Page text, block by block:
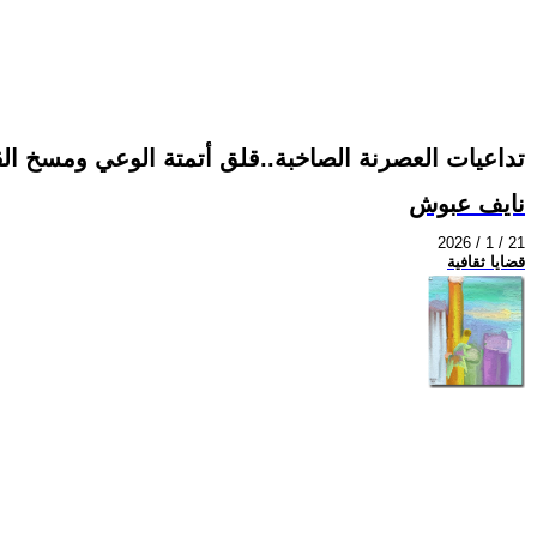
تداعيات العصرنة الصاخبة..قلق أتمتة الوعي ومسخ
نايف عبوش
2026 / 1 / 21
قضايا ثقافية